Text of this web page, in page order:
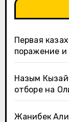
Первая
поражение и
Назым
отборе на
Жанибек